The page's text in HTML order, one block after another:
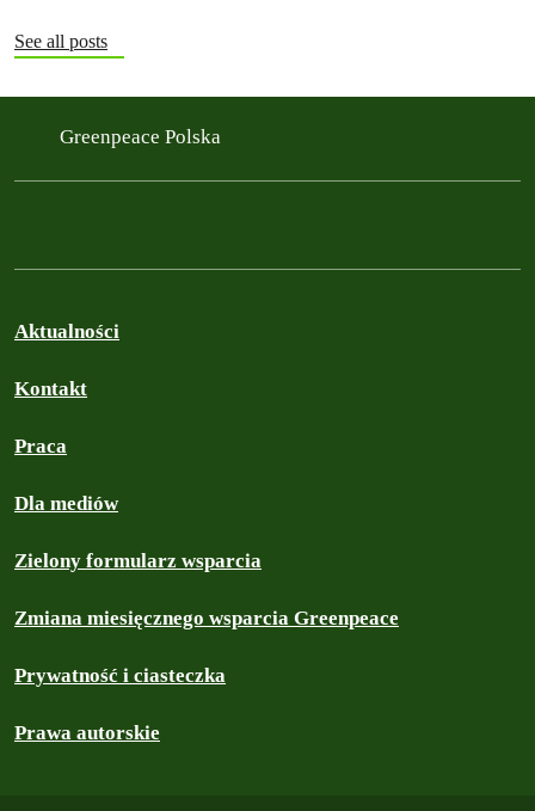
See all posts
Greenpeace Polska
Aktualności
Kontakt
Praca
Dla mediów
Zielony formularz wsparcia
Zmiana miesięcznego wsparcia Greenpeace
Prywatność i ciasteczka
Prawa autorskie